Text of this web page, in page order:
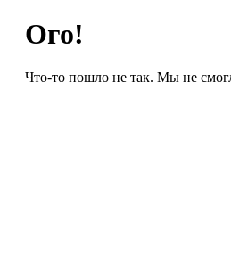
Ого!
Что-то пошло не так. Мы не